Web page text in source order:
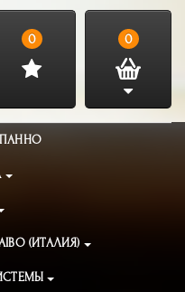
0 0
ПАННО
(ИТАЛИЯ)